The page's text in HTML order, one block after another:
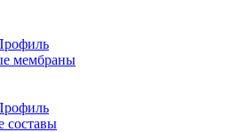
мембраны
составы